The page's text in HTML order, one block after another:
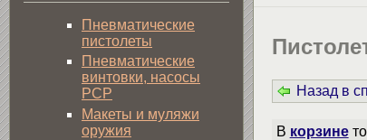
Назад в
В корзине
Пнев­ма­ти­чес­кие
пистолеты
Пневматические
винтовки, насосы
PCP
Макеты и муляжи
оружия